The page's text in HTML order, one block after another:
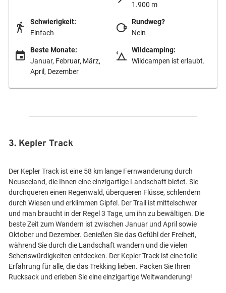
1.900 m
Schwierigkeit:
Einfach
Rundweg?
Nein
Beste Monate:
Januar, Februar, März,
April, Dezember
Wildcamping:
Wildcampen ist erlaubt.
3. Kepler Track
Der Kepler Track ist eine 58 km lange Fernwanderung durch
Neuseeland, die Ihnen eine einzigartige Landschaft bietet. Sie
durchqueren einen Regenwald, überqueren Flüsse, schlendern
durch Wiesen und erklimmen Gipfel. Der Trail ist mittelschwer
und man braucht in der Regel 3 Tage, um ihn zu bewältigen. Die
beste Zeit zum Wandern ist zwischen Januar und April sowie
Oktober und Dezember. Genießen Sie das Gefühl der Freiheit,
während Sie durch die Landschaft wandern und die vielen
Sehenswürdigkeiten entdecken. Der Kepler Track ist eine tolle
Erfahrung für alle, die das Trekking lieben. Packen Sie Ihren